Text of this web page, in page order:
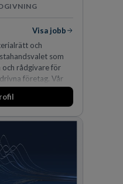
Visa jobb
och
som
rådgivare för
företag. Vår
gett oss en
klienter väljer